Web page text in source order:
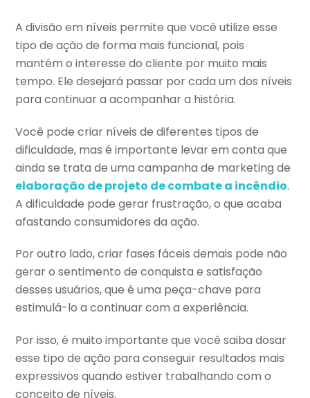
A divisão em níveis permite que você utilize esse
tipo de ação de forma mais funcional, pois
mantém o interesse do cliente por muito mais
tempo. Ele desejará passar por cada um dos níveis
para continuar a acompanhar a história.
Você pode criar níveis de diferentes tipos de
dificuldade, mas é importante levar em conta que
ainda se trata de uma campanha de marketing de
elaboração de projeto de combate a incêndio.
A dificuldade pode gerar frustração, o que acaba
afastando consumidores da ação.
Por outro lado, criar fases fáceis demais pode não
gerar o sentimento de conquista e satisfação
desses usuários, que é uma peça-chave para
estimulá-lo a continuar com a experiência.
Por isso, é muito importante que você saiba dosar
esse tipo de ação para conseguir resultados mais
expressivos quando estiver trabalhando com o
conceito de níveis.